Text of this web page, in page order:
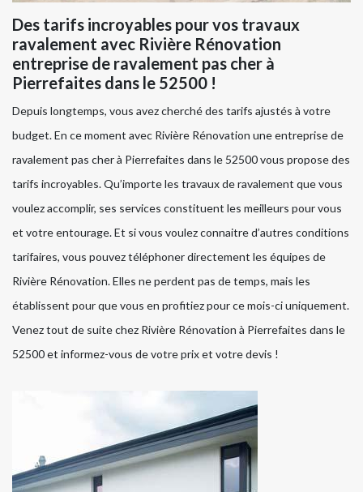
Des tarifs incroyables pour vos travaux
ravalement avec Rivière Rénovation
entreprise de ravalement pas cher à
Pierrefaites dans le 52500 !
Depuis longtemps, vous avez cherché des tarifs ajustés à votre
budget. En ce moment avec Rivière Rénovation une entreprise de
ravalement pas cher à Pierrefaites dans le 52500 vous propose des
tarifs incroyables. Qu’importe les travaux de ravalement que vous
voulez accomplir, ses services constituent les meilleurs pour vous
et votre entourage. Et si vous voulez connaitre d’autres conditions
tarifaires, vous pouvez téléphoner directement les équipes de
Rivière Rénovation. Elles ne perdent pas de temps, mais les
établissent pour que vous en profitiez pour ce mois-ci uniquement.
Venez tout de suite chez Rivière Rénovation à Pierrefaites dans le
52500 et informez-vous de votre prix et votre devis !